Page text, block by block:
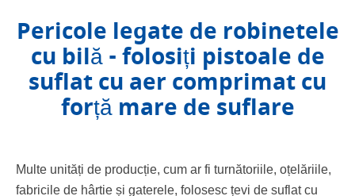
Pericole legate de robinetele
cu bilă - folosiți pistoale de
suflat cu aer comprimat cu
forță mare de suflare
Multe unități de producție, cum ar fi turnătoriile, oțelăriile,
fabricile de hârtie și gaterele, folosesc țevi de suflat cu